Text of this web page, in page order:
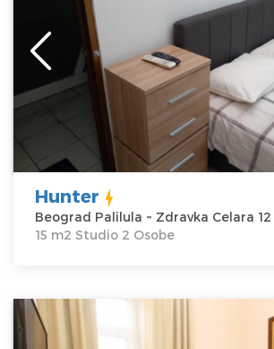
Beograd
Palilula
Adresa: Zdravka
Celara 12
Gosti:
Kvadratura :
m2
Struktura :
Studio
Hunter
Beograd Palilula ~ Zdravka Celara 12
15 m2 Studio 2 Osobe
Studio Apartman Eva 5 Beograd Centar
Beograd